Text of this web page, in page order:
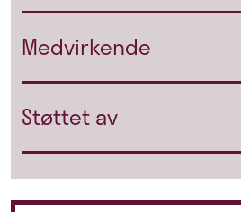
Medvirkende
Støttet av